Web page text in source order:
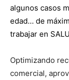
algunos casos
edad… de
trabajar en
Optimizando
comercial,